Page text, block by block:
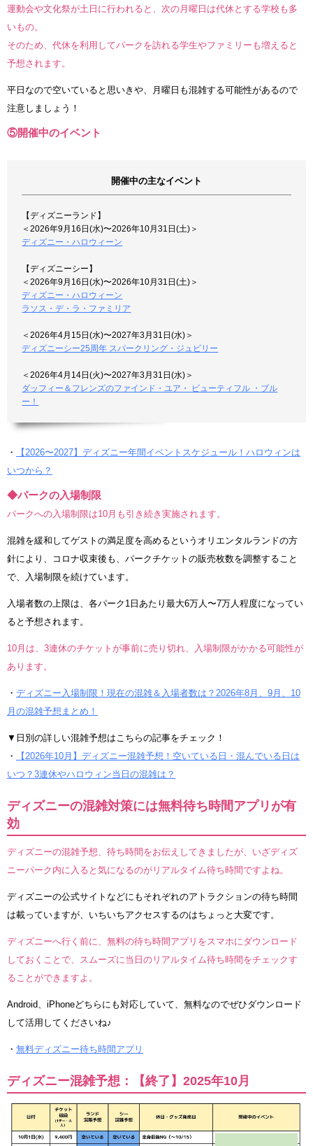
運動会や文化祭が土日に行われると、次の月曜日は代休とする学校も多
いもの。
そのため、代休を利用してパークを訪れる学生やファミリーも増えると
予想されます。
平日なので空いていると思いきや、月曜日も混雑する可能性があるので
注意しましょう！
⑤開催中のイベント
開催中の主なイベント
【ディズニーランド】
＜2026年9月16日(水)〜2026年10月31日(土)＞
ディズニー・ハロウィーン
【ディズニーシー】
＜2026年9月16日(水)〜2026年10月31日(土)＞
ディズニー・ハロウィーン
ラソス・デ・ラ・ファミリア
＜2026年4月15日(水)〜2027年3月31日(水)＞
ディズニーシー25周年 スパークリング・ジュビリー
＜2026年4月14日(火)〜2027年3月31日(水)＞
ダッフィー＆フレンズのファインド・ユア・ ビューティフル ・ブル
ー！
・
【2026〜2027】ディズニー年間イベントスケジュール！ハロウィンは
いつから？
◆パークの入場制限
パークへの入場制限は10月も引き続き実施されます。
混雑を緩和してゲストの満足度を高めるというオリエンタルランドの方
針により、コロナ収束後も、パークチケットの販売枚数を調整すること
で、入場制限を続けています。
入場者数の上限は、各パーク1日あたり最大6万人〜7万人程度になってい
ると予想されます。
10月は、3連休のチケットが事前に売り切れ、入場制限がかかる可能性が
あります。
・ ディズニー入場制限！現在の混雑＆入場者数は？2026年8月、9月、10
月の混雑予想まとめ！
▼日別の詳しい混雑予想はこちらの記事をチェック！
・
【2026年10月】ディズニー混雑予想！空いている日・混んでいる日は
いつ？3連休やハロウィン当日の混雑は？
ディズニーの混雑対策には無料待ち時間アプリが有
効
ディズニーの混雑予想、待ち時間をお伝えしてきましたが、いざディズ
ニーパーク内に入ると気になるのがリアルタイム待ち時間ですよね。
ディズニーの公式サイトなどにもそれぞれのアトラクションの待ち時間
は載っていますが、いちいちアクセスするのはちょっと大変です。
ディズニーへ行く前に、無料の待ち時間アプリをスマホにダウンロード
しておくことで、スムーズに当日のリアルタイム待ち時間をチェックす
ることができますよ。
Android、iPhoneどちらにも対応していて、無料なのでぜひダウンロード
して活用してくださいね♪
・ 無料ディズニー待ち時間アプリ
ディズニー混雑予想：【終了】2025年10月